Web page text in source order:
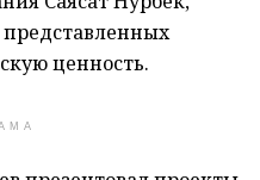
ценность.